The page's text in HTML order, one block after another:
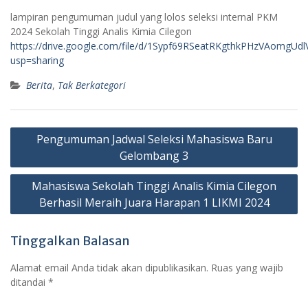
lampiran pengumuman judul yang lolos seleksi internal PKM
2024 Sekolah Tinggi Analis Kimia Cilegon
https://drive.google.com/file/d/
usp=sharing
Berita, Tak Berkategori
Navigasi
Pengumuman Jadwal Seleksi Mahasiswa Baru
Gelombang 3
Mahasiswa Sekolah Tinggi Analis Kimia Cilegon
Berhasil Meraih Juara Harapan 1 LIKMI 2024
Tinggalkan Balasan
Alamat email Anda tidak akan dipublikasikan. Ruas yang wajib
ditandai *